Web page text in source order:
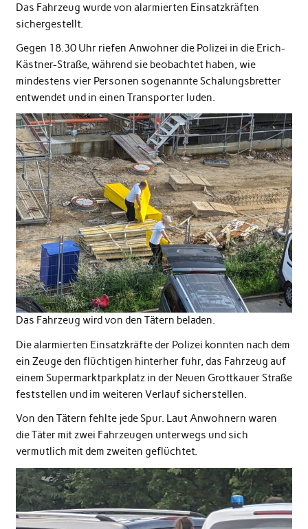
Das Fahrzeug wurde von alarmierten Einsatzkräften
sichergestellt.
Gegen 18.30 Uhr riefen Anwohner die Polizei in die Erich-
Kästner-Straße, während sie beobachtet haben, wie
mindestens vier Personen sogenannte Schalungsbretter
entwendet und in einen Transporter luden.
Das Fahrzeug wird von den Tätern beladen.
Die alarmierten Einsatzkräfte der Polizei konnten nach dem
ein Zeuge den flüchtigen hinterher fuhr, das Fahrzeug auf
einem Supermarktparkplatz in der Neuen Grottkauer Straße
feststellen und im weiteren Verlauf sicherstellen.
Von den Tätern fehlte jede Spur. Laut Anwohnern waren
die Täter mit zwei Fahrzeugen unterwegs und sich
vermutlich mit dem zweiten geflüchtet.